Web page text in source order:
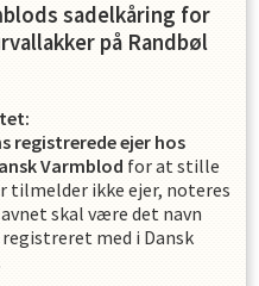
sadelkåring for
på Randbøl
registrerede ejer hos
Varmblod for at stille
tilmelder ikke ejer, noteres
skal være det navn
med i Dansk